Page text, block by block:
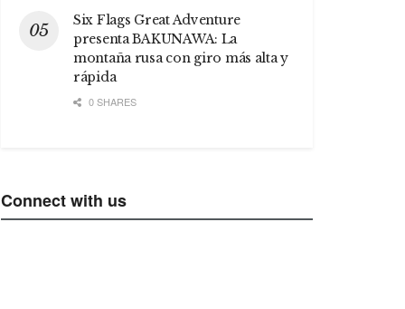
Six Flags Great Adventure
presenta BAKUNAWA: La
montaña rusa con giro más alta y
rápida
0 SHARES
Connect with us